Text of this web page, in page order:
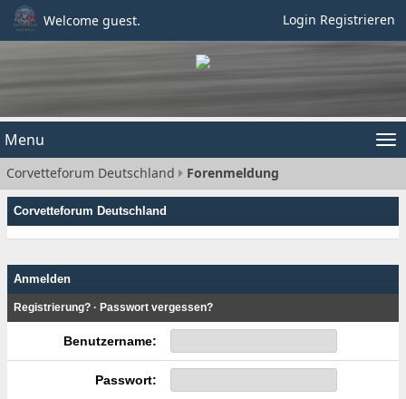
Welcome guest. Login Registrieren
Menu
Corvetteforum Deutschland Forenmeldung
Corvetteforum Deutschland
Anmelden
Registrierung? · Passwort vergessen?
Benutzername:
Passwort: